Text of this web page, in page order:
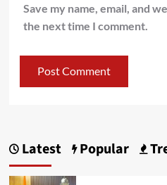
Save my name, email, and
the next time I comment.
Latest Popular